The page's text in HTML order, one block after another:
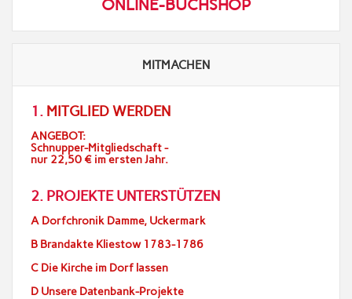
ONLINE-BUCHSHOP
MITMACHEN
1. MITGLIED WERDEN
ANGEBOT:
Schnupper-Mitgliedschaft -
nur 22,50 € im ersten Jahr.
2. PROJEKTE UNTERSTÜTZEN
A Dorfchronik Damme, Uckermark
B Brandakte Kliestow 1783-1786
C Die Kirche im Dorf lassen
D Unsere Datenbank-Projekte